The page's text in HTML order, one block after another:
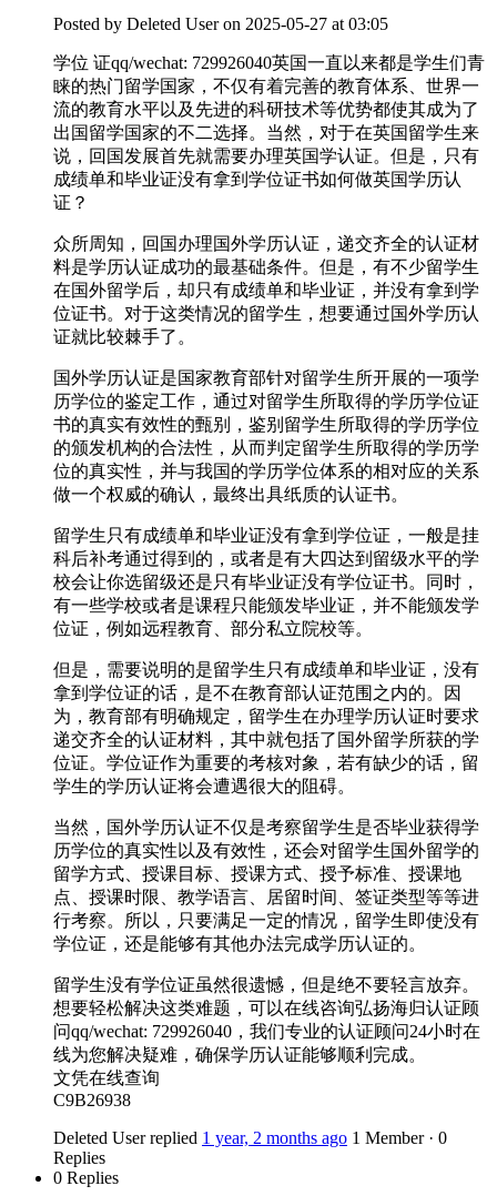
Posted by Deleted User on 2025-05-27 at 03:05
学位 证qq/wechat: 729926040英国一直以来都是学生们青
睐的热门留学国家，不仅有着完善的教育体系、世界一
流的教育水平以及先进的科研技术等优势都使其成为了
出国留学国家的不二选择。当然，对于在英国留学生来
说，回国发展首先就需要办理英国学认证。但是，只有
成绩单和毕业证没有拿到学位证书如何做英国学历认
证？
众所周知，回国办理国外学历认证，递交齐全的认证材
料是学历认证成功的最基础条件。但是，有不少留学生
在国外留学后，却只有成绩单和毕业证，并没有拿到学
位证书。对于这类情况的留学生，想要通过国外学历认
证就比较棘手了。
国外学历认证是国家教育部针对留学生所开展的一项学
历学位的鉴定工作，通过对留学生所取得的学历学位证
书的真实有效性的甄别，鉴别留学生所取得的学历学位
的颁发机构的合法性，从而判定留学生所取得的学历学
位的真实性，并与我国的学历学位体系的相对应的关系
做一个权威的确认，最终出具纸质的认证书。
留学生只有成绩单和毕业证没有拿到学位证，一般是挂
科后补考通过得到的，或者是有大四达到留级水平的学
校会让你选留级还是只有毕业证没有学位证书。同时，
有一些学校或者是课程只能颁发毕业证，并不能颁发学
位证，例如远程教育、部分私立院校等。
但是，需要说明的是留学生只有成绩单和毕业证，没有
拿到学位证的话，是不在教育部认证范围之内的。因
为，教育部有明确规定，留学生在办理学历认证时要求
递交齐全的认证材料，其中就包括了国外留学所获的学
位证。学位证作为重要的考核对象，若有缺少的话，留
学生的学历认证将会遭遇很大的阻碍。
当然，国外学历认证不仅是考察留学生是否毕业获得学
历学位的真实性以及有效性，还会对留学生国外留学的
留学方式、授课目标、授课方式、授予标准、授课地
点、授课时限、教学语言、居留时间、签证类型等等进
行考察。所以，只要满足一定的情况，留学生即使没有
学位证，还是能够有其他办法完成学历认证的。
留学生没有学位证虽然很遗憾，但是绝不要轻言放弃。
想要轻松解决这类难题，可以在线咨询弘扬海归认证顾
问qq/wechat: 729926040，我们专业的认证顾问24小时在
线为您解决疑难，确保学历认证能够顺利完成。
文凭在线查询
C9B26938
Deleted User replied 1 year, 2 months ago 1 Member · 0
Replies
0 Replies